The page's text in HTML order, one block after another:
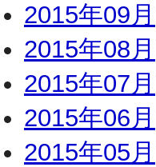
2015年09月
2015年08月
2015年07月
2015年06月
2015年05月